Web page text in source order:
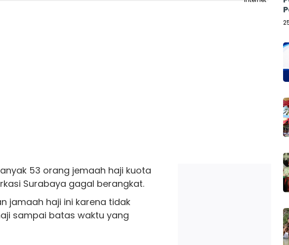
53 orang jemaah haji kuota
Surabaya gagal berangkat.
jamaah haji ini karena tidak
sampai batas waktu yang